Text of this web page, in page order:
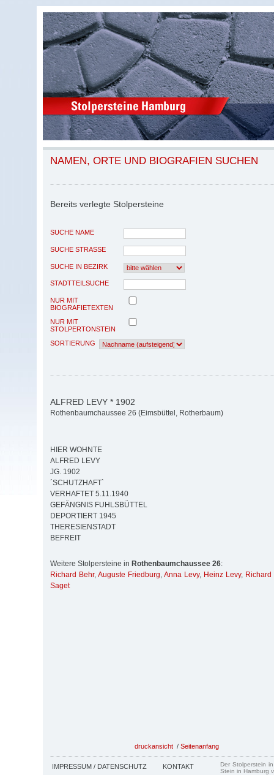
NAMEN, ORTE UND BIOGRAFIEN SUCHEN
Bereits verlegte Stolpersteine
SUCHE NAME
SUCHE STRASSE
SUCHE IN BEZIRK
STADTTEILSUCHE
NUR MIT
BIOGRAFIETEXTEN
NUR MIT
STOLPERTONSTEIN
SORTIERUNG
ALFRED LEVY * 1902
Rothenbaumchaussee 26 (Eimsbüttel, Rotherbaum)
HIER WOHNTE
ALFRED LEVY
JG. 1902
´SCHUTZHAFT`
VERHAFTET 5.11.1940
GEFÄNGNIS FUHLSBÜTTEL
DEPORTIERT 1945
THERESIENSTADT
BEFREIT
Weitere Stolpersteine in Rothenbaumchaussee 26:
Richard Behr, Auguste Friedburg, Anna Levy, Heinz Levy, Richard
Saget
druckansicht / Seitenanfang
IMPRESSUM / DATENSCHUTZ KONTAKT
Der Stolperstein
Stein in Hamburg